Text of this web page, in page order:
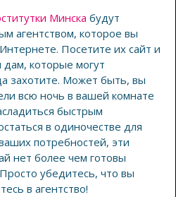
Минска будут
агентством, которое вы
Посетите их сайт и
которые могут
захотите. Может быть, вы
всю ночь в вашей комнате
быстрым
в одиночестве для
потребностей, эти
нет более чем готовы
убедитесь, что вы
в агентство!